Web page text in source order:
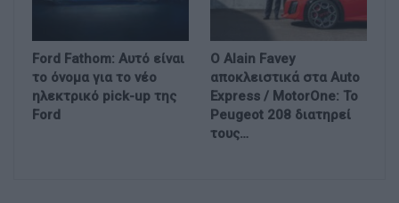
Ford Fathom: Αυτό είναι
το όνομα για το νέο
ηλεκτρικό pick-up της
Ford
Ο Alain Favey
αποκλειστικά στα Auto
Express / MotorOne: Το
Peugeot 208 διατηρεί
τους…